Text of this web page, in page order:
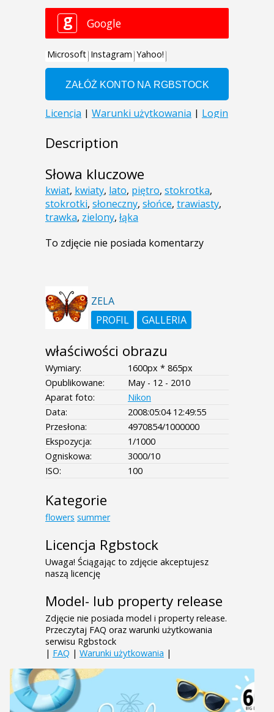
Description
Słowa kluczowe
kwiat, kwiaty, lato, piętro, stokrotka,
stokrotki, słoneczny, słońce, trawiasty,
trawka, zielony, łąka
To zdjęcie nie posiada komentarzy
ZELA
PROFIL
GALLERIA
właściwości obrazu
Wymiary:
1600px * 865px
Opublikowane:
May - 12 - 2010
Aparat foto:
Nikon
Data:
2008:05:04 12:49:55
Przesłona:
4970854/1000000
Ekspozycja:
1/1000
Ogniskowa:
3000/10
ISO:
100
Kategorie
flowers summer
Licencja Rgbstock
Uwaga! Ściągając to zdjęcie akceptujesz
naszą licencję
Model- lub property release
Zdjęcie nie posiada model i property release.
Przeczytaj FAQ oraz warunki użytkowania
serwisu Rgbstock
| FAQ | Warunki użytkowania |